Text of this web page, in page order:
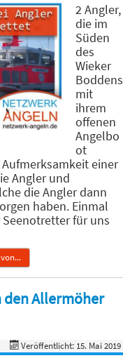
2 Angler,
die im
Süden
des
Wieker
Boddens
mit
ihrem
offenen
Angelbo
ot
einer
Angler und
die Angler dann
haben. Einmal
für uns
den Allermöher
Veröffentlicht: 15. Mai 2019